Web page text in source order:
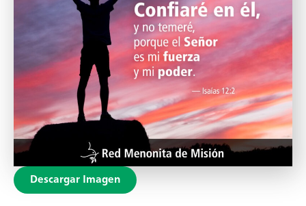
Descargar Imagen